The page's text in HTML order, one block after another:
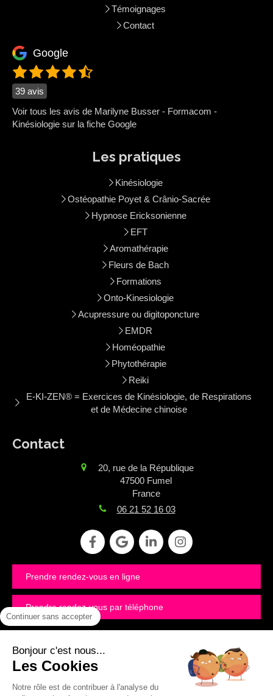
Témoignages
Contact
Google
39 avis
Voir tous les avis de Marilyne Busser - Formacom -
Kinésiologie sur la fiche Google
Les pratiques
Kinésiologie
Ostéopathie Poyet & Crânio-Sacrée
Hypnose Ericksonienne
EFT
Aromathérapie
Fleurs de Bach
Formations
Onto-Kinesiologie
Acupressure ou digitoponcture
EMDR
Homéopathie
Phytothérapie
Reiki
E-KI-ZEN® = Exercices de Kinésiologie, de Respirations
et de Médecine chinoise
Contact
20, rue de la République
47500 Fumel
France
06 21 52 16 03
Prendre rendez-vous en ligne
Prendre rendez-vous par téléphone
©2020 SAS FORMACOM - Kinésiologie
Plan du site
Continuer sans accepter
Bonjour c'est nous...
Les Cookies
Notre rôle est de contribuer à l'analyse du